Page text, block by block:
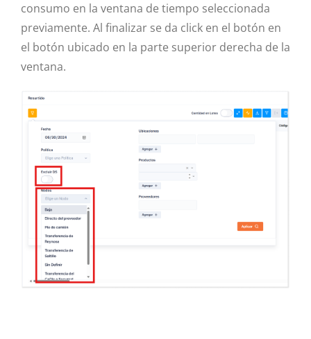
consumo en la ventana de tiempo seleccionada
previamente. Al finalizar se da click en el botón en
el botón ubicado en la parte superior derecha de la
ventana.